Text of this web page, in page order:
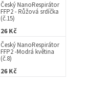
Český NanoRespirátor
FFP2 - Růžová srdíčka
(č.15)
26 Kč
Český NanoRespirátor
FFP2 -Modrá květina
(č.8)
26 Kč